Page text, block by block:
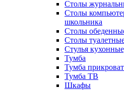
Столы
Столы
школьника
Столы
Столы
Стулья
Тумба
Тумба
Тумба ТВ
Шкафы